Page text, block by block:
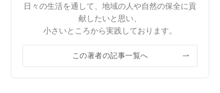
日々の生活を通して、地域の人や自然の保全に貢
献したいと思い、
小さいところから実践しております。
この著者の記事一覧へ